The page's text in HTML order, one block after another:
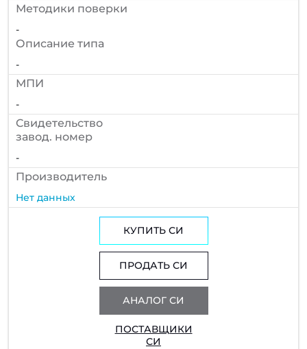
Методики поверки
-
Описание типа
-
МПИ
-
Cвидетельство
завод. номер
-
Производитель
Нет данных
КУПИТЬ СИ
ПРОДАТЬ СИ
АНАЛОГ СИ
ПОСТАВЩИКИ
СИ